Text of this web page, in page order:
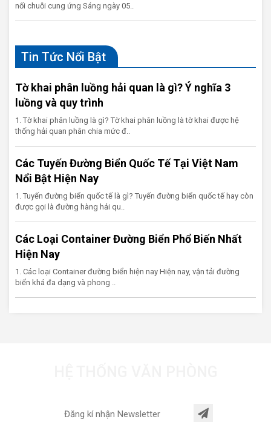
nối chuỗi cung ứng Sáng ngày 05..
Tin Tức Nổi Bật
Tờ khai phân luồng hải quan là gì? Ý nghĩa 3
luồng và quy trình
1. Tờ khai phân luồng là gì? Tờ khai phân luồng là tờ khai được hệ
thống hải quan phân chia mức đ..
Các Tuyến Đường Biển Quốc Tế Tại Việt Nam
Nổi Bật Hiện Nay
1. Tuyến đường biển quốc tế là gì? Tuyến đường biển quốc tế hay còn
được gọi là đường hàng hải qu..
Các Loại Container Đường Biển Phổ Biến Nhất
Hiện Nay
1. Các loại Container đường biển hiện nay Hiện nay, vận tải đường
biển khá đa dạng và phong ..